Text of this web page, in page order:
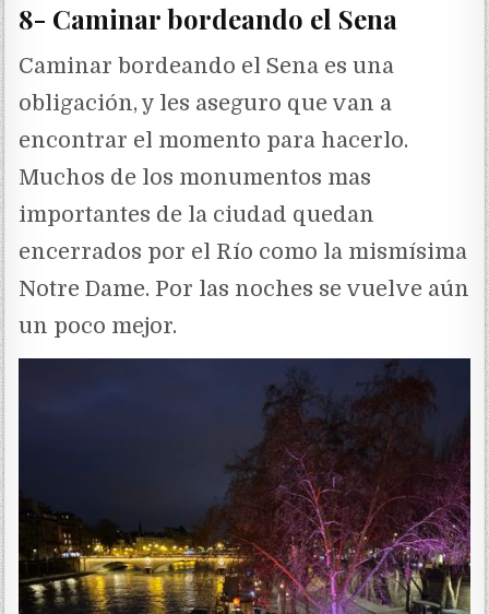
8- Caminar bordeando el Sena
Caminar bordeando el Sena es una
obligación, y les aseguro que van a
encontrar el momento para hacerlo.
Muchos de los monumentos mas
importantes de la ciudad quedan
encerrados por el Río como la mismísima
Notre Dame. Por las noches se vuelve aún
un poco mejor.